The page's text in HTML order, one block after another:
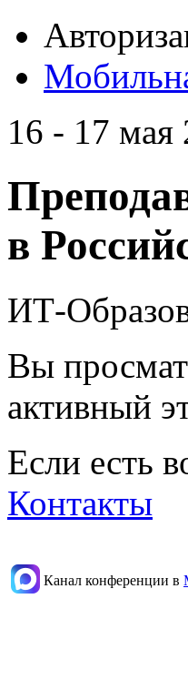
16 - 17 мая
в
ИТ-
Вы
активный
Если есть
Контакты
Канал конференции в